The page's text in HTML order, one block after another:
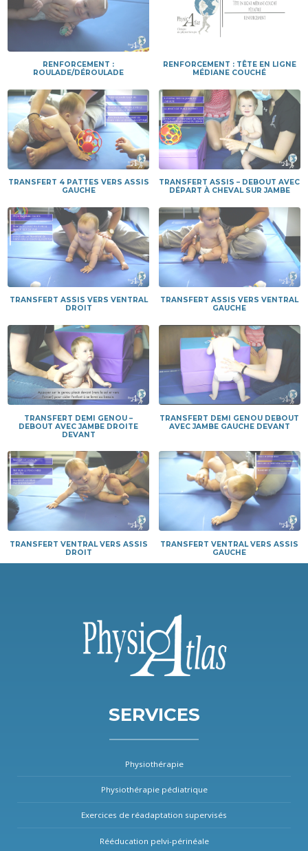
RENFORCEMENT :
ROULADE/DÉROULADE
RENFORCEMENT : TÊTE EN LIGNE
MÉDIANE COUCHÉ
TRANSFERT 4 PATTES VERS ASSIS
GAUCHE
TRANSFERT ASSIS – DEBOUT AVEC
DÉPART À CHEVAL SUR JAMBE
TRANSFERT ASSIS VERS VENTRAL
DROIT
TRANSFERT ASSIS VERS VENTRAL
GAUCHE
TRANSFERT DEMI GENOU –
DEBOUT AVEC JAMBE DROITE
DEVANT
TRANSFERT DEMI GENOU DEBOUT
AVEC JAMBE GAUCHE DEVANT
TRANSFERT VENTRAL VERS ASSIS
DROIT
TRANSFERT VENTRAL VERS ASSIS
GAUCHE
SERVICES
Physiothérapie
Physiothérapie pédiatrique
Exercices de réadaptation supervisés
Rééducation pelvi-périnéale